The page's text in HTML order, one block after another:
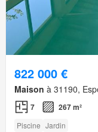
822 000 €
Maison à 31190,
7 267 m²
Piscine Jardin